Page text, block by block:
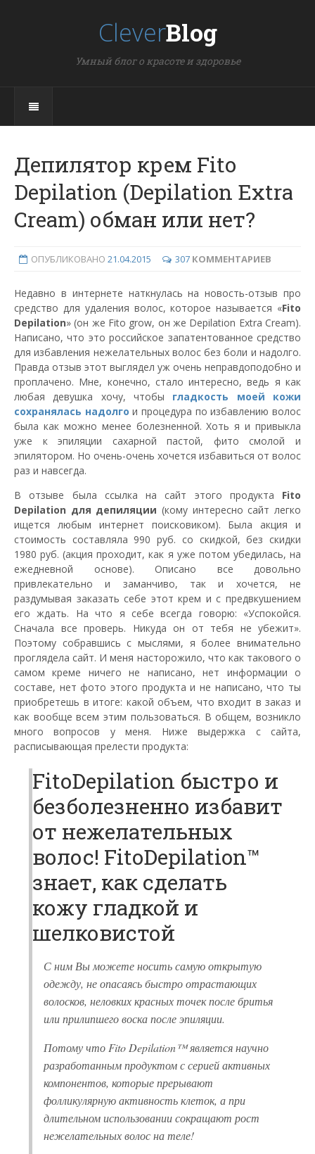
CleverBlog
Умный блог о красоте и здоровье
Депилятор крем Fito
Depilation (Depilation Extra
Cream) обман или нет?
ОПУБЛИКОВАНО 21.04.2015 307 КОММЕНТАРИЕВ
Недавно в интернете наткнулась на новость-отзыв про
средство для удаления волос, которое называется «Fito
Depilation» (он же Fito grow, он же Depilation Extra Cream).
Написано, что это российское запатентованное средство
для избавления нежелательных волос без боли и надолго.
Правда отзыв этот выглядел уж очень неправдоподобно и
проплачено. Мне, конечно, стало интересно, ведь я как
любая девушка хочу, чтобы гладкость моей кожи
сохранялась надолго и процедура по избавлению волос
была как можно менее болезненной. Хоть я и привыкла
уже к эпиляции сахарной пастой, фито смолой и
эпилятором. Но очень-очень хочется избавиться от волос
раз и навсегда.
В отзыве была ссылка на сайт этого продукта Fito
Depilation для депиляции (кому интересно сайт легко
ищется любым интернет поисковиком). Была акция и
стоимость составляла 990 руб. со скидкой, без скидки
1980 руб. (акция проходит, как я уже потом убедилась, на
ежедневной основе). Описано все довольно
привлекательно и заманчиво, так и хочется, не
раздумывая заказать себе этот крем и с предвкушением
его ждать. На что я себе всегда говорю: «Успокойся.
Сначала все проверь. Никуда он от тебя не убежит».
Поэтому собравшись с мыслями, я более внимательно
проглядела сайт. И меня насторожило, что как такового о
самом креме ничего не написано, нет информации о
составе, нет фото этого продукта и не написано, что ты
приобретешь в итоге: какой объем, что входит в заказ и
как вообще всем этим пользоваться. В общем, возникло
много вопросов у меня. Ниже выдержка с сайта,
расписывающая прелести продукта:
FitoDepilation быстро и
безболезненно избавит
от нежелательных
волос! FitoDepilation™
знает, как сделать
кожу гладкой и
шелковистой
С ним Вы можете носить самую открытую
одежду, не опасаясь быстро отрастающих
волосков, неловких красных точек после бритья
или прилипшего воска после эпиляции.
Потому что Fito Depilation™ является научно
разработанным продуктом с серией активных
компонентов, которые прерывают
фолликулярную активность клеток, а при
длительном использовании сокращают рост
нежелательных волос на теле!